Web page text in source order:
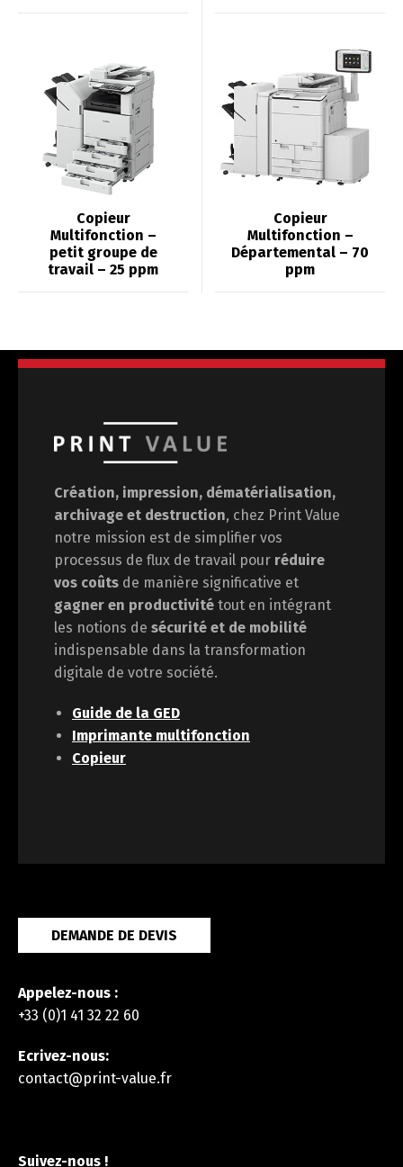
Copieur
Multifonction –
petit groupe de
travail – 25 ppm
Copieur
Multifonction –
Départemental – 70
ppm
Création, impression, dématérialisation,
archivage et destruction, chez Print Value
notre mission est de simplifier vos
processus de flux de travail pour réduire
vos coûts de manière significative et
gagner en productivité tout en intégrant
les notions de sécurité et de mobilité
indispensable dans la transformation
digitale de votre société.
Guide de la GED
Imprimante multifonction
Copieur
DEMANDE DE DEVIS
Appelez-nous :
+33 (0)1 41 32 22 60
Ecrivez-nous:
contact@print-value.fr
Suivez-nous !